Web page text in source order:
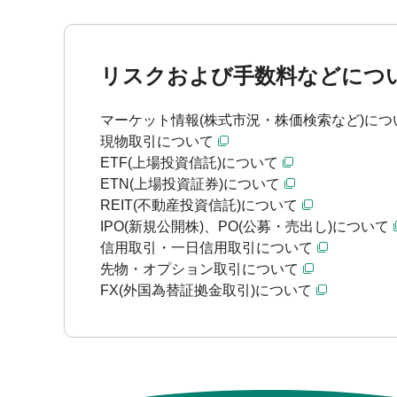
リスクおよび手数料などにつ
マーケット情報(株式市況・株価検索など)につ
現物取引について
ETF(上場投資信託)について
ETN(上場投資証券)について
REIT(不動産投資信託)について
IPO(新規公開株)、PO(公募・売出し)について
信用取引・一日信用取引について
先物・オプション取引について
FX(外国為替証拠金取引)について